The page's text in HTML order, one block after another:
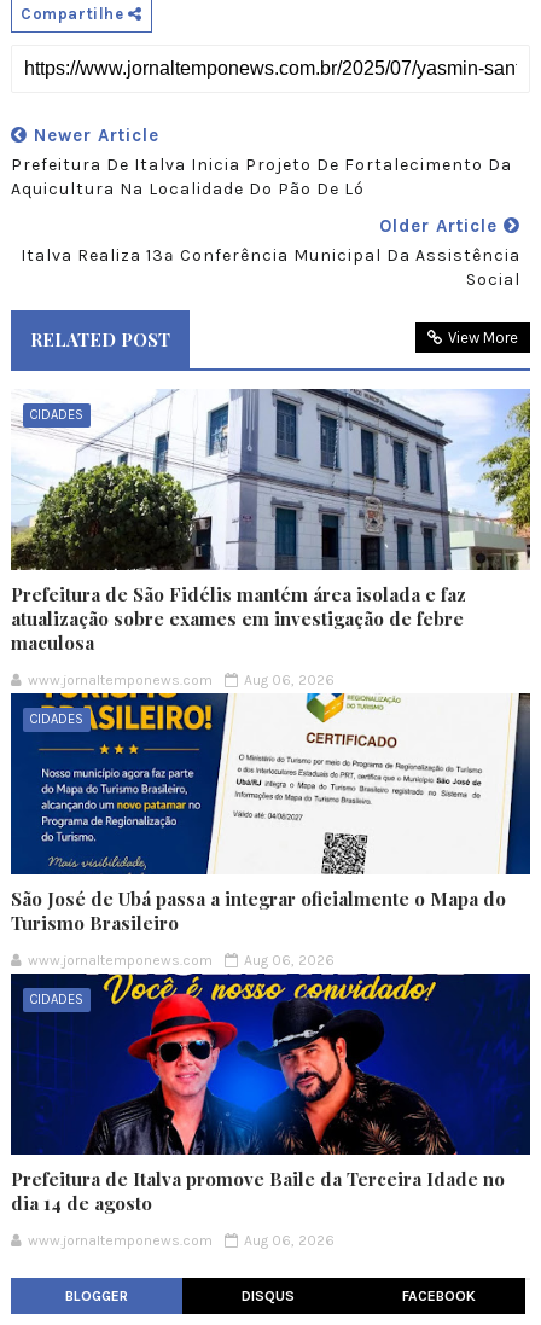
Compartilhe
Newer Article
Prefeitura De Italva Inicia Projeto De Fortalecimento Da
Aquicultura Na Localidade Do Pão De Ló
Older Article
Italva Realiza 13ª Conferência Municipal Da Assistência
Social
RELATED POST View More
CIDADES
Prefeitura de São Fidélis mantém área isolada e faz
atualização sobre exames em investigação de febre
maculosa
www.jornaltemponews.com Aug 06, 2026
CIDADES
São José de Ubá passa a integrar oficialmente o Mapa do
Turismo Brasileiro
www.jornaltemponews.com Aug 06, 2026
CIDADES
Prefeitura de Italva promove Baile da Terceira Idade no
dia 14 de agosto
www.jornaltemponews.com Aug 06, 2026
BLOGGER DISQUS FACEBOOK